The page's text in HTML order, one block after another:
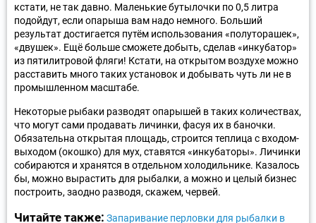
кстати, не так давно. Маленькие бутылочки по 0,5 литра
подойдут, если опарыша вам надо немного. Больший
результат достигается путём использования «полуторашек»,
«двушек». Ещё больше сможете добыть, сделав «инкубатор»
из пятилитровой фляги! Кстати, на открытом воздухе можно
расставить много таких установок и добывать чуть ли не в
промышленном масштабе.
Некоторые рыбаки разводят опарышей в таких количествах,
что могут сами продавать личинки, фасуя их в баночки.
Обязательна открытая площадь, строится теплица с входом-
выходом (окошко) для мух, ставятся «инкубаторы». Личинки
собираются и хранятся в отдельном холодильнике. Казалось
бы, можно вырастить для рыбалки, а можно и целый бизнес
построить, заодно разводя, скажем, червей.
Читайте также: Запаривание перловки для рыбалки в